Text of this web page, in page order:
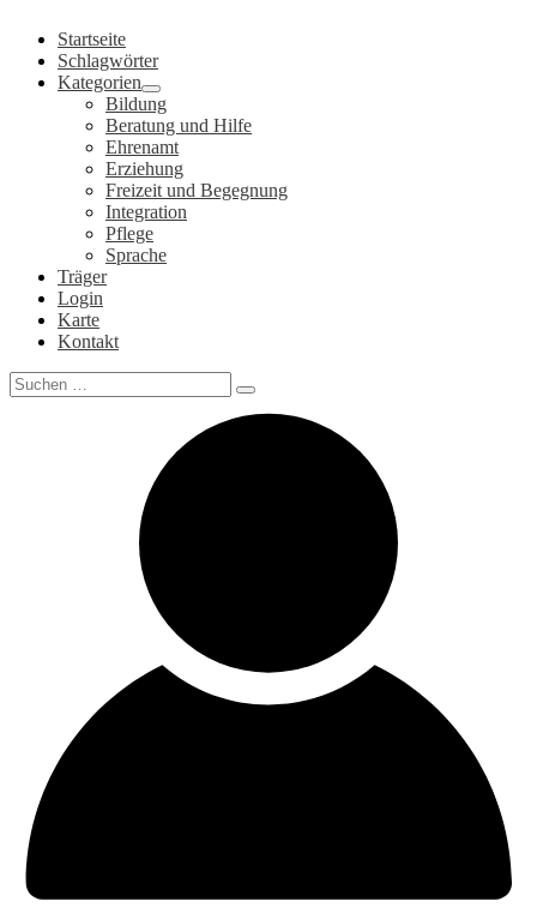
Inhalt
springen
Startseite
Schlagwörter
Kategorien
Bildung
Beratung und Hilfe
Ehrenamt
Erziehung
Freizeit und Begegnung
Integration
Pflege
Sprache
Träger
Login
Karte
Kontakt
Search
for: